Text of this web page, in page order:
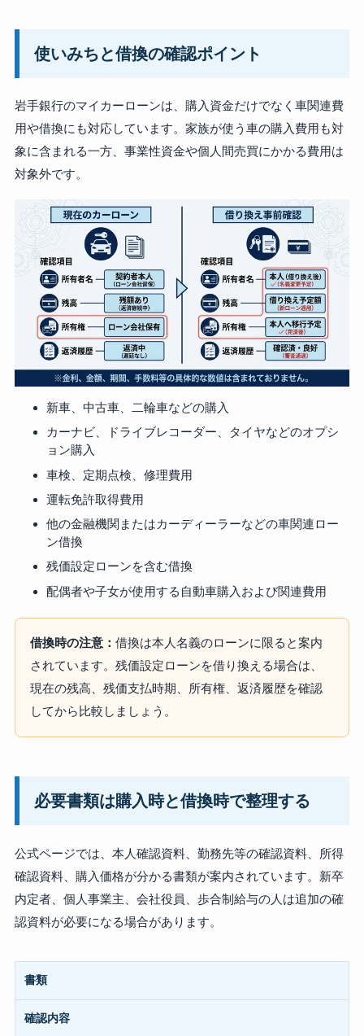
使いみちと借換の確認ポイント
岩手銀行のマイカーローンは、購入資金だけでなく車関連費
用や借換にも対応しています。家族が使う車の購入費用も対
象に含まれる一方、事業性資金や個人間売買にかかる費用は
対象外です。
新車、中古車、二輪車などの購入
カーナビ、ドライブレコーダー、タイヤなどのオプシ
ョン購入
車検、定期点検、修理費用
運転免許取得費用
他の金融機関またはカーディーラーなどの車関連ロー
ン借換
残価設定ローンを含む借換
配偶者や子女が使用する自動車購入および関連費用
借換時の注意： 借換は本人名義のローンに限ると案内
されています。残価設定ローンを借り換える場合は、
現在の残高、残価支払時期、所有権、返済履歴を確認
してから比較しましょう。
必要書類は購入時と借換時で整理する
公式ページでは、本人確認資料、勤務先等の確認資料、所得
確認資料、購入価格が分かる書類が案内されています。新卒
内定者、個人事業主、会社役員、歩合制給与の人は追加の確
認資料が必要になる場合があります。
書類
確認内容